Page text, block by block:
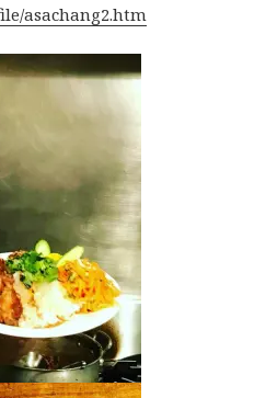
asachang2.htm